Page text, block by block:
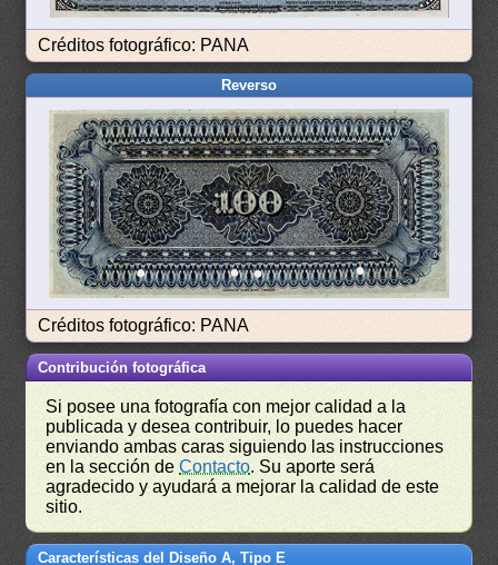
Créditos fotográfico: PANA
Reverso
Créditos fotográfico: PANA
Contribución fotográfica
Si posee una fotografía con mejor calidad a la
publicada y desea contribuir, lo puedes hacer
enviando ambas caras siguiendo las instrucciones
en la sección deContacto. Su aporte será
agradecido y ayudará a mejorar la calidad de este
sitio.
Características del Diseño A, Tipo E